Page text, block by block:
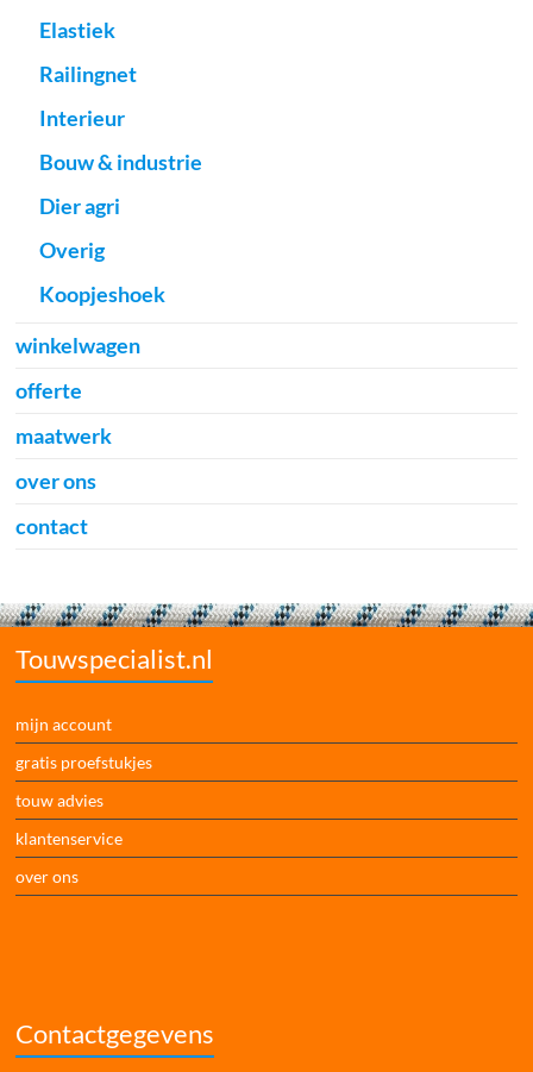
Elastiek
Railingnet
Interieur
Bouw & industrie
Dier agri
Overig
Koopjeshoek
winkelwagen
offerte
maatwerk
over ons
contact
Touwspecialist.nl
mijn account
gratis proefstukjes
touw advies
klantenservice
over ons
Contactgegevens